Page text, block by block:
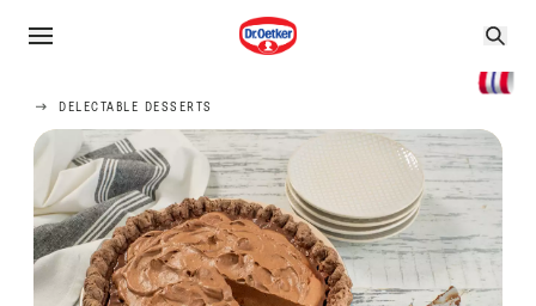
DELECTABLE DESSERTS